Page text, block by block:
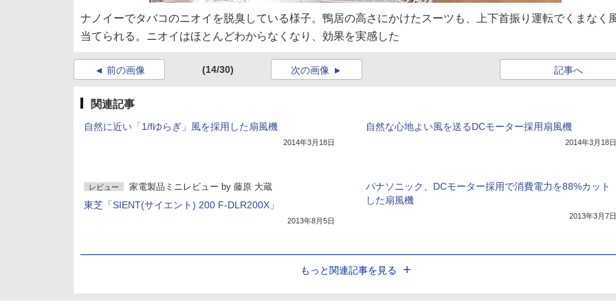
ナノイーでタバコのニオイを脱臭している様子。鴨居の高さにかけたスーツも、上下首振り運転でくまなく
当てられる。ニオイはほとんどわからなくなり、効果を実感した
前の画像 (14/30) 記事へ
次の画像
関連記事
自然に近い「1/fゆらぎ」風を採用した扇風機
2014年3月18日
自然な心地よい風を送るDCモーター採用扇風機
2014年3月18日
レビュー 家電製品ミニレビュー by 藤原 大蔵
東芝「SIENT(サイエント) 200 F-DLR200X」
2013年8月5日
パナソニック、DCモーター採用で消費電力を88%カット
した扇風機
2013年3月7日
もっと関連記事を見る